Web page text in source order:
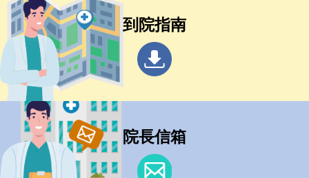
到院指南
院長信箱